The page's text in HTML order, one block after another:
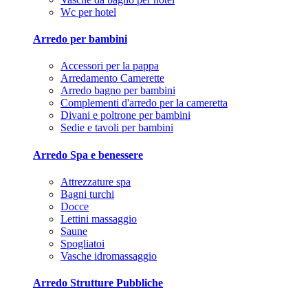
Wc per hotel
Arredo per bambini
Accessori per la pappa
Arredamento Camerette
Arredo bagno per bambini
Complementi d'arredo per la cameretta
Divani e poltrone per bambini
Sedie e tavoli per bambini
Arredo Spa e benessere
Attrezzature spa
Bagni turchi
Docce
Lettini massaggio
Saune
Spogliatoi
Vasche idromassaggio
Arredo Strutture Pubbliche